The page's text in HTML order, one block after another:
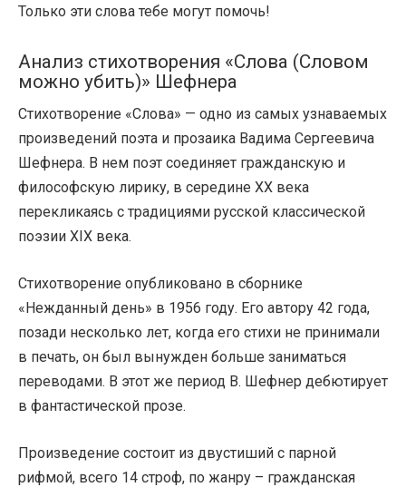
Только эти слова тебе могут помочь!
Анализ стихотворения «Слова (Словом
можно убить)» Шефнера
Стихотворение «Слова» — одно из самых узнаваемых
произведений поэта и прозаика Вадима Сергеевича
Шефнера. В нем поэт соединяет гражданскую и
философскую лирику, в середине XX века
перекликаясь с традициями русской классической
поэзии XIX века.
Стихотворение опубликовано в сборнике
«Нежданный день» в 1956 году. Его автору 42 года,
позади несколько лет, когда его стихи не принимали
в печать, он был вынужден больше заниматься
переводами. В этот же период В. Шефнер дебютирует
в фантастической прозе.
Произведение состоит из двустиший с парной
рифмой, всего 14 строф, по жанру – гражданская